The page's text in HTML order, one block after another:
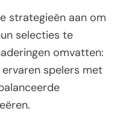
strategieën aan om
selecties te
omvatten:
spelers met